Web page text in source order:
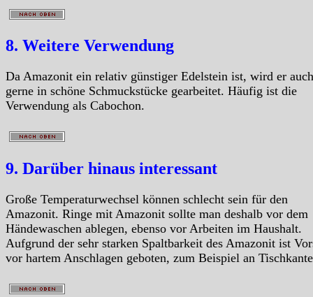
8. Weitere Verwendung
Da Amazonit ein relativ günstiger Edelstein ist, wird er auch
gerne in schöne Schmuckstücke gearbeitet. Häufig ist die
Verwendung als Cabochon.
9. Darüber hinaus interessant
Große Temperaturwechsel können schlecht sein für den
Amazonit. Ringe mit Amazonit sollte man deshalb vor dem
Händewaschen ablegen, ebenso vor Arbeiten im Haushalt.
Aufgrund der sehr starken Spaltbarkeit des Amazonit ist
vor hartem Anschlagen geboten, zum Beispiel an